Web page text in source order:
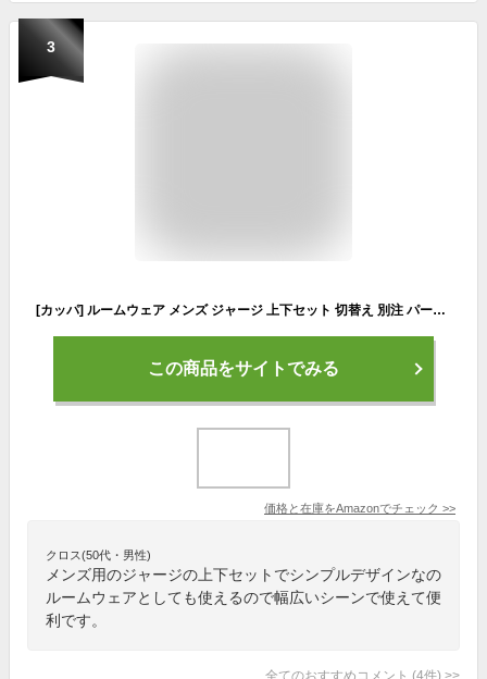
3
[カッパ] ルームウェア メンズ ジャージ 上下セット 切替え 別注 パーカー セットアップ M-6L 上下 L ネイビー
この商品をサイトでみる
価格と在庫をAmazonでチェック >>
クロス(50代・男性)
メンズ用のジャージの上下セットでシンプルデザインなの
ルームウェアとしても使えるので幅広いシーンで使えて便
利です。
全てのおすすめコメント (4件) >